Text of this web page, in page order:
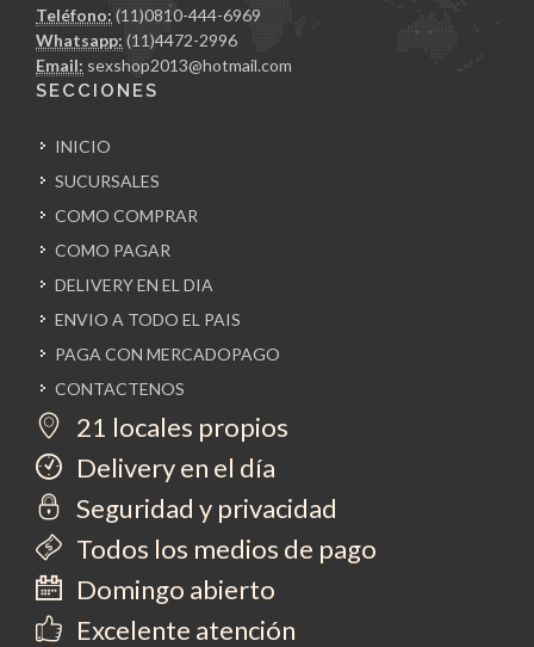
Teléfono: (11)0810-444-6969
Whatsapp: (11)4472-2996
Email: sexshop2013@hotmail.com
SECCIONES
INICIO
SUCURSALES
COMO COMPRAR
COMO PAGAR
DELIVERY EN EL DIA
ENVIO A TODO EL PAIS
PAGA CON MERCADOPAGO
CONTACTENOS
21 locales propios
Delivery en el día
Seguridad y privacidad
Todos los medios de pago
Domingo abierto
Excelente atención